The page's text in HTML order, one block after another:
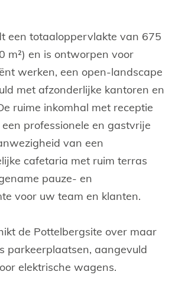
een totaaloppervlakte van 675
m²) en is ontworpen voor
werken, een open-landscape
met afzonderlijke kantoren en
ruime inkomhal met receptie
professionele en gastvrije
van een
cafetaria met ruim terras
pauze- en
voor uw team en klanten.
de Pottelbergsite over maar
parkeerplaatsen, aangevuld
elektrische wagens.